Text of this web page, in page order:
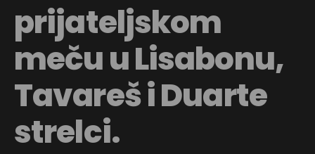
prijateljskom
meču u Lisabonu,
Tavareš i Duarte
strelci.
Reddit
Pinterest
Whatsapp
Email